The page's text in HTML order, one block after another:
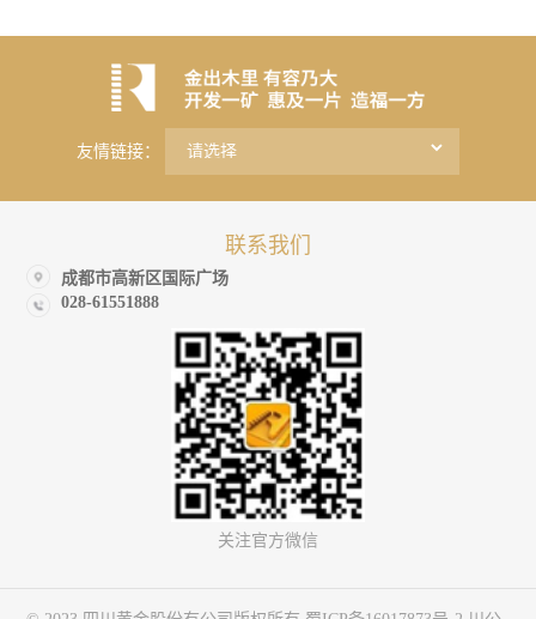
友情链接：
联系我们
成都市高新区国际广场
028-61551888
关注官方微信